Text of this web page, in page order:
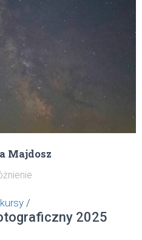
Majdosz
/
2025